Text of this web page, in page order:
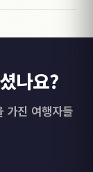
나요?
가진 여행자들